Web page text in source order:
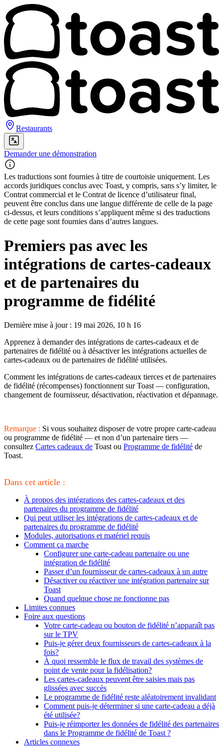
Restaurants
Demander une démonstration
Les traductions sont fournies à titre de courtoisie uniquement. Les
accords juridiques conclus avec Toast, y compris, sans s’y limiter, le
Contrat commercial et le Contrat de licence d’utilisateur final,
peuvent être conclus dans une langue différente de celle de la page
ci-dessus, et leurs conditions s’appliquent même si des traductions
de cette page sont fournies dans d’autres langues.
Premiers pas avec les
intégrations de cartes-cadeaux
et de partenaires du
programme de fidélité
Dernière mise à jour : 19 mai 2026, 10 h 16
Apprenez à demander des intégrations de cartes-cadeaux et de
partenaires de fidélité ou à désactiver les intégrations actuelles de
cartes-cadeaux ou de partenaires de fidélité utilisées.
Comment les intégrations de cartes-cadeaux tierces et de partenaires
de fidélité (récompenses) fonctionnent sur Toast — configuration,
changement de fournisseur, désactivation, réactivation et dépannage.
Remarque : Si vous souhaitez disposer de votre propre carte-cadeau
ou programme de fidélité — et non d’un partenaire tiers —
consultez Cartes cadeaux de Toast ou Programme de fidélité de
Toast.
Dans cet article :
À propos des intégrations des cartes-cadeaux et des
partenaires du programme de fidélité
Qui peut utiliser les intégrations de cartes-cadeaux et de
partenaires du programme de fidélité
Modules, autorisations et matériel requis
Comment ça marche
Configurer une carte-cadeau partenaire ou une
intégration de fidélité
Passer d’un fournisseur de cartes-cadeaux à un autre
Désactiver ou réactiver une intégration partenaire sur
Toast
Quand quelque chose ne fonctionne pas
Limites connues
Foire aux questions
Votre carte-cadeau ou bouton de fidélité n’apparaît pas
sur le TPV
Puis-je gérer deux fournisseurs de cartes-cadeaux à la
fois?
À quoi ressemble le flux de travail des systèmes de
point de vente pour la fidélisation?
Les cartes-cadeaux peuvent être saisies mais pas
glissées avec succès
Le programme de fidélité reste aléatoirement invalidant
Comment puis-je déterminer si une carte-cadeau a déjà
été utilisée?
Puis-je réimporter les données de fidélité des partenaires
dans le Programme de fidélité de Toast ?
Articles connexes